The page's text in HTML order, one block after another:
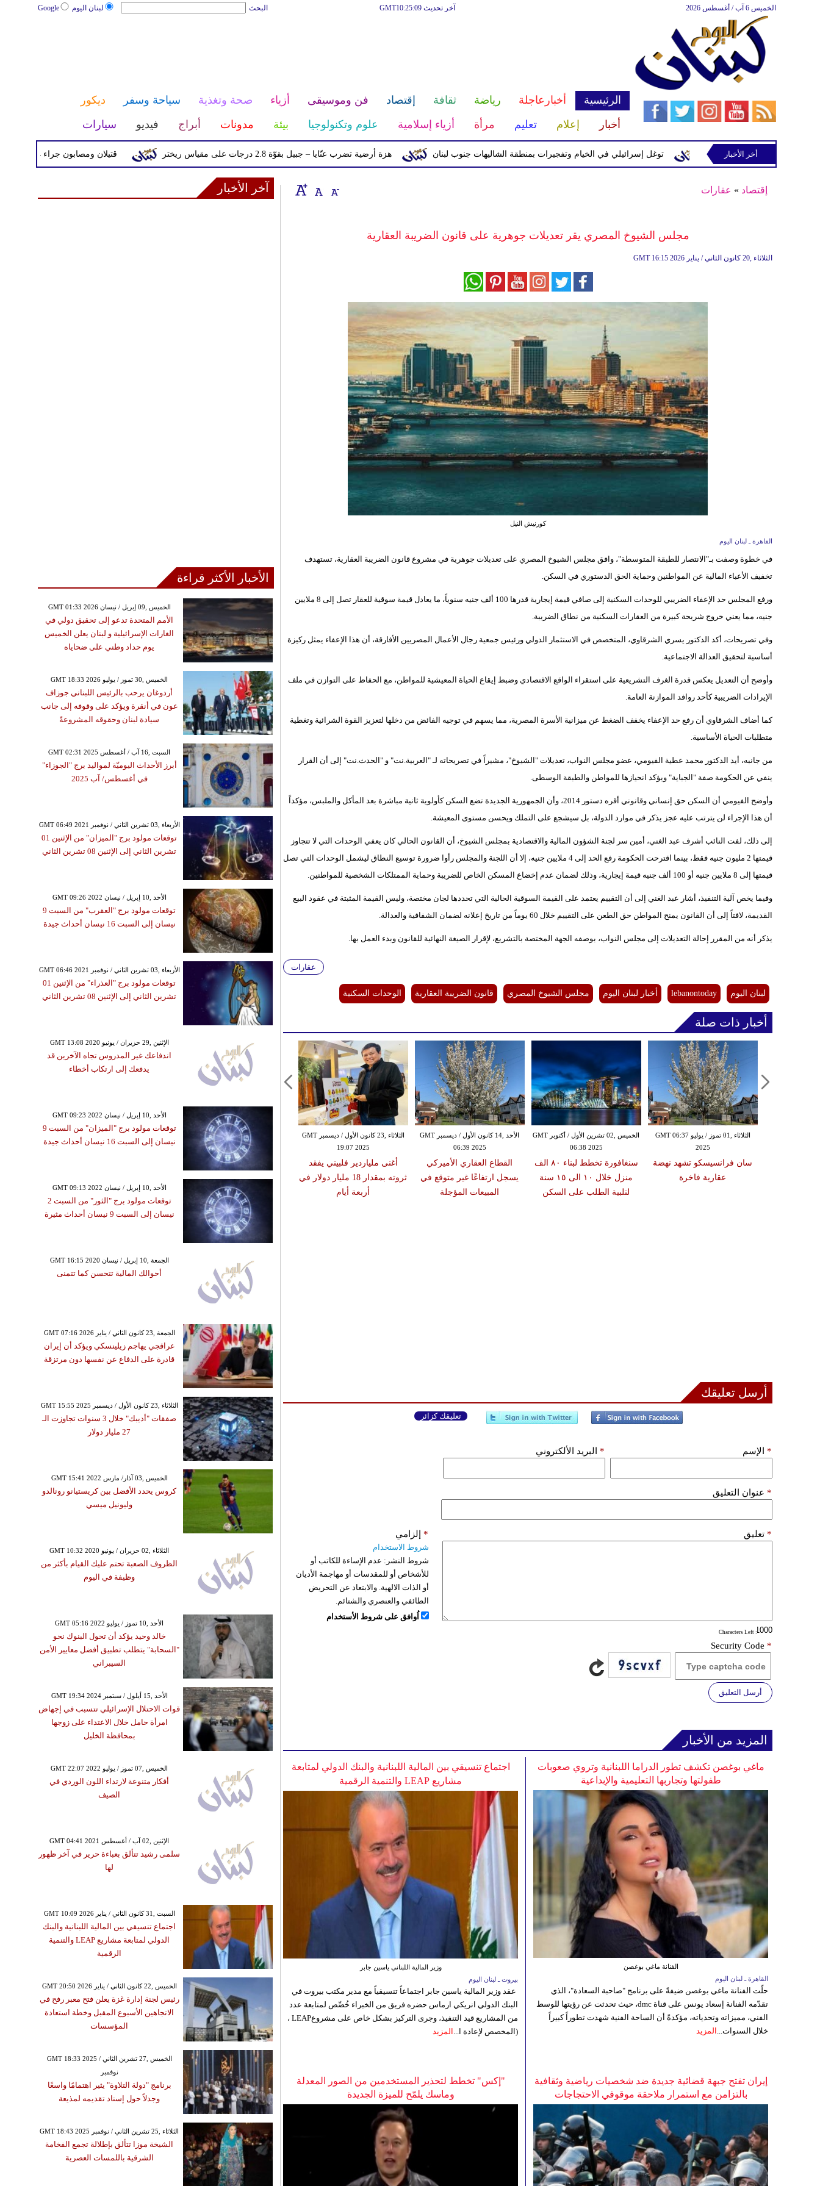
لبنان اليوم Google البحث آخر تحديث GMT10:25:09 الخميس 6 آب / أغسطس 2026
الرئيسية أخبارعاجلة رياضة ثقافة إقتصاد فن وموسيقى أزياء صحة وتغذية سياحة وسفر
ديكور
أخبار
إعلام تعليم مرأة أزياء إسلامية علوم وتكنولوجيا بيئة مدونات أبراج فيديو سيارات
قتيلان ومصابون جراء 14 غارة إسرائيلية على شرق وجنوب لبنان هزة أرضية تضرب عنّايا – جبيل بقوّة 2.8 درجات على مقياس ريختر توغل إسرائيلي في الخيام وتفجيرات بمنطقة الشاليهات جنوب لبنان في رب ثلاثين
أخر الأخبار
إقتصاد » عقارات
مجلس الشيوخ المصري يقر تعديلات جوهرية على قانون الضريبة العقارية
GMT 16:15 2026 الثلاثاء ,20 كانون الثاني / يناير
كورنيش النيل
القاهرة ـ لبنان اليوم
في خطوة وصفت بـ"الانتصار للطبقة المتوسطة"، وافق مجلس الشيوخ المصري على تعديلات جوهرية في مشروع قانون الضريبة العقارية، تستهدف
تخفيف الأعباء المالية عن المواطنين وحماية الحق الدستوري في السكن.
ورفع المجلس حد الإعفاء الضريبي للوحدات السكنية إلى صافي قيمة إيجارية قدرها 100 ألف جنيه سنوياً، ما يعادل قيمة سوقية للعقار تصل إلى 8 ملايين
جنيه، مما يعني خروج شريحة كبيرة من العقارات السكنية من نطاق الضريبة.
وفي تصريحات، أكد الدكتور يسري الشرقاوي، المتخصص في الاستثمار الدولي ورئيس جمعية رجال الأعمال المصريين الأفارقة، أن هذا الإعفاء يمثل ركيزة
أساسية لتحقيق العدالة الاجتماعية.
وأوضح أن التعديل يعكس قدرة الغرف التشريعية على استقراء الواقع الاقتصادي وضبط إيقاع الحياة المعيشية للمواطن، مع الحفاظ على التوازن في ملف
الإيرادات الضريبية كأحد روافد الموازنة العامة.
كما أضاف الشرقاوي أن رفع حد الإعفاء يخفف الضغط عن ميزانية الأسرة المصرية، مما يسهم في توجيه الفائض من دخلها لتعزيز القوة الشرائية وتغطية
متطلبات الحياة الأساسية.
من جانبه، أيد الدكتور محمد عطية الفيومي، عضو مجلس النواب، تعديلات "الشيوخ"، مشيراً في تصريحاته لـ "العربية.نت" و "الحدث.نت" إلى أن القرار
ينفي عن الحكومة صفة "الجباية" ويؤكد انحيازها للمواطن والطبقة الوسطى.
وأوضح الفيومي أن السكن حق إنساني وقانوني أقره دستور 2014، وأن الجمهورية الجديدة تضع السكن كأولوية ثانية مباشرة بعد المأكل والملبس، مؤكداً
أن هذا الإجراء لن يترتب عليه عجز يذكر في موارد الدولة، بل سيشجع على التملك ويحسن مستوى المعيشة.
إلى ذلك، لفت النائب أشرف عبد الغني، أمين سر لجنة الشؤون المالية والاقتصادية بمجلس الشيوخ، أن القانون الحالي كان يعفي الوحدات التي لا تتجاوز
قيمتها 2 مليون جنيه فقط، بينما اقترحت الحكومة رفع الحد إلى 4 ملايين جنيه، إلا أن اللجنة والمجلس رأوا ضرورة توسيع النطاق ليشمل الوحدات التي تصل
قيمتها إلى 8 ملايين جنيه أو 100 ألف جنيه قيمة إيجارية، وذلك لضمان عدم إخضاع المسكن الخاص للضريبة وحماية الممتلكات الشخصية للمواطنين.
وفيما يخص آلية التنفيذ، أشار عبد الغني إلى أن التقييم يعتمد على القيمة السوقية الحالية التي تحددها لجان مختصة، وليس القيمة المثبتة في عقود البيع
القديمة، لافتاً إلى أن القانون يمنح المواطن حق الطعن على التقييم خلال 60 يوماً من تاريخ إعلانه لضمان الشفافية والعدالة.
يذكر أنه من المقرر إحالة التعديلات إلى مجلس النواب، بوصفه الجهة المختصة بالتشريع، لإقرار الصيغة النهائية للقانون وبدء العمل بها.
عقارات
لبنان اليوم lebanontoday أخبار لبنان اليوم مجلس الشيوخ المصري قانون الضريبة العقارية الوحدات السكنية
أخبار ذات صلة
الثلاثاء ,23 كانون الأول / ديسمبر GMT
19:07 2025
أغنى ملياردير فلبيني يفقد
ثروته بمقدار 18 مليار دولار في
أربعة أيام
الأحد ,14 كانون الأول / ديسمبر GMT
06:39 2025
القطاع العقاري الأميركي
يسجل ارتفاعًا غير متوقع في
المبيعات المؤجلة
الخميس ,02 تشرين الأول / أكتوبر GMT
06:38 2025
سنغافورة تخطط لبناء ٨٠ الف
منزل خلال ١٠ الى ١٥ سنة
لتلبية الطلب على السكن
الثلاثاء ,01 تموز / يوليو GMT 06:37
2025
سان فرانسيسكو تشهد نهضة
عقارية فاخرة
أرسل تعليقك
تعليقك كزائر
الإسم * البريد الألكتروني *
عنوان التعليق *
تعليق *
: Characters Left
إلزامي *
شروط الاستخدام
شروط النشر: عدم الإساءة للكاتب أو
للأشخاص أو للمقدسات أو مهاجمة الأديان
أو الذات الالهية. والابتعاد عن التحريض
الطائفي والعنصري والشتائم.
اُوافق على شروط الأستخدام
Security Code *
أرسل التعليق
المزيد من الأخبار
اجتماع تنسيقي بين المالية اللبنانية والبنك الدولي لمتابعة
مشاريع LEAP والتنمية الرقمية
وزير المالية اللبناني ياسين جابر
بيروت ـ لبنان اليوم
عقد وزير المالية ياسين جابر اجتماعاً تنسيقياً مع مدير مكتب بيروت في
البنك الدولي انريكي ارماس حضره فريق من الخبراء خُصِّص لمتابعة عدد
من المشاريع قيد التنفيذ، وجرى التركيز بشكل خاص على مشروعLEAP ،
(المخصص لإعادة ا... المزيد
ماغي بوغصن تكشف تطور الدراما اللبنانية وتروي صعوبات
طفولتها وتجاربها التعليمية والإبداعية
الفنانة ماغي بوغصن
القاهرة ـ لبنان اليوم
حلّت الفنانة ماغي بوغصن ضيفةً على برنامج "صاحبة السعادة"، الذي
تقدّمه الفنانة إسعاد يونس على قناة dmc، حيث تحدثت عن رؤيتها للوسط
الفني، مميزاته وتحدياته، مؤكدةً أن الساحة الفنية شهدت تطوراً كبيراً
خلال السنوات... المزيد
"إكس" تخطط لتحذير المستخدمين من الصور المعدلة
وماسك يلمّح للميزة الجديدة
إيران تفتح جبهة قضائية جديدة ضد شخصيات رياضية وثقافية
بالتزامن مع استمرار ملاحقة موقوفي الاحتجاجات
آخر الأخبار
الأخبار الأكثر قراءة
GMT 01:33 2026 الخميس ,09 إبريل / نيسان
الأمم المتحدة تدعو إلى تحقيق دولي في
الغارات الإسرائيلية و لبنان يعلن الخميس
يوم حداد وطني على ضحاياه
GMT 18:33 2026 الخميس ,30 تموز / يوليو
أردوغان يرحب بالرئيس اللبناني جوزاف
عون في أنقرة ويؤكد على وقوفه إلى جانب
سيادة لبنان وحقوقه المشروعةً
GMT 02:31 2025 السبت ,16 آب / أغسطس
أبرز الأحداث اليوميّة لمواليد برج "الجوزاء"
في أغسطس/ آب 2025
GMT 06:49 2021 الأربعاء ,03 تشرين الثاني / نوفمبر
توقعات مولود برج "الميزان" من الإثنين 01
تشرين الثاني إلى الإثنين 08 تشرين الثاني
GMT 09:26 2022 الأحد ,10 إبريل / نيسان
توقعات مولود برج "العقرب" من السبت 9
نيسان إلى السبت 16 نيسان أحداث جيدة
GMT 06:46 2021 الأربعاء ,03 تشرين الثاني / نوفمبر
توقعات مولود برج "العذراء" من الإثنين 01
تشرين الثاني إلى الإثنين 08 تشرين الثاني
GMT 13:08 2020 الإثنين ,29 حزيران / يونيو
اندفاعك غير المدروس تجاه الآخرين قد
يدفعك إلى ارتكاب أخطاء
GMT 09:23 2022 الأحد ,10 إبريل / نيسان
توقعات مولود برج "الميزان" من السبت 9
نيسان إلى السبت 16 نيسان أحداث جيدة
GMT 09:13 2022 الأحد ,10 إبريل / نيسان
توقعات مولود برج "الثور" من السبت 2
نيسان إلى السبت 9 نيسان أحداث مثيرة
GMT 16:15 2020 الجمعة ,10 إبريل / نيسان
أحوالك المالية تتحسن كما تتمنى
GMT 07:16 2026 الجمعة ,23 كانون الثاني / يناير
عراقجي يهاجم زيلينسكي ويؤكد أن إيران
قادرة على الدفاع عن نفسها دون مرتزقة
GMT 15:55 2025 الثلاثاء ,23 كانون الأول / ديسمبر
صفقات "أديبك" خلال 3 سنوات تجاوزت الـ
27 مليار دولار
GMT 15:41 2022 الخميس ,03 آذار/ مارس
كروس يحدد الأفضل بين كريستيانو رونالدو
وليونيل ميسي
GMT 10:32 2020 الثلاثاء ,02 حزيران / يونيو
الظروف الصعبة تحتم عليك القيام بأكثر من
وظيفة في اليوم
GMT 05:16 2022 الأحد ,10 تموز / يوليو
خالد وحيد يؤكد أن تحول البنوك نحو
"السحابة" يتطلب تطبيق أفضل معايير الأمن
السيبراني
GMT 19:34 2024 الأحد ,15 أيلول / سبتمبر
قوات الاحتلال الإسرائيلي تتسبب في إجهاض
امرأة حامل خلال الاعتداء على زوجها
بمحافظة الخليل
GMT 22:07 2022 الخميس ,07 تموز / يوليو
أفكار متنوعة لارتداء اللون الوردي في
الصيف
GMT 04:41 2021 الإثنين ,02 آب / أغسطس
سلمى رشيد تتألق بعباءة حرير في آخر ظهور
لها
GMT 10:09 2026 السبت ,31 كانون الثاني / يناير
اجتماع تنسيقي بين المالية اللبنانية والبنك
الدولي لمتابعة مشاريع LEAP والتنمية
الرقمية
GMT 20:50 2026 الخميس ,22 كانون الثاني / يناير
رئيس لجنة إدارة غزة يعلن فتح معبر رفح في
الاتجاهين الأسبوع المقبل وخطة استعادة
المؤسسات
GMT 18:33 2025 الخميس ,27 تشرين الثاني /
نوفمبر
برنامج "دولة التلاوة" يثير اهتمامًا واسعًا
وجدلاً حول إسناد تقديمه لمذيعة
GMT 18:43 2025 الثلاثاء ,25 تشرين الثاني / نوفمبر
الشيخة موزا تتألق بإطلالة تجمع الفخامة
الشرقية باللمسات العصرية